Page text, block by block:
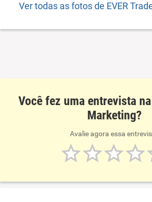
Ver todas as fotos de EVER
Você fez uma entrevista na
Marketing?
Avalie agora essa